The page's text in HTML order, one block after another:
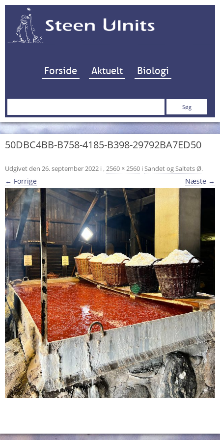
Hop til indhold
Forside Aktuelt Biologi
Søg
50DBC4BB-B758-4185-B398-29792BA7ED50
Udgivet den 26. september 2022 i ,2560 × 2560 iSandet og Saltets Ø.
← Forrige Næste →